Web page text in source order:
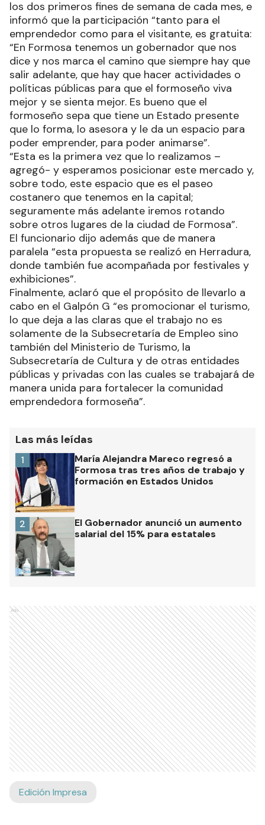
los dos primeros fines de semana de cada mes, e
informó que la participación “tanto para el
emprendedor como para el visitante, es gratuita:
“En Formosa tenemos un gobernador que nos
dice y nos marca el camino que siempre hay que
salir adelante, que hay que hacer actividades o
políticas públicas para que el formoseño viva
mejor y se sienta mejor. Es bueno que el
formoseño sepa que tiene un Estado presente
que lo forma, lo asesora y le da un espacio para
poder emprender, para poder animarse”.
“Esta es la primera vez que lo realizamos –
agregó- y esperamos posicionar este mercado y,
sobre todo, este espacio que es el paseo
costanero que tenemos en la capital;
seguramente más adelante iremos rotando
sobre otros lugares de la ciudad de Formosa”.
El funcionario dijo además que de manera
paralela “esta propuesta se realizó en Herradura,
donde también fue acompañada por festivales y
exhibiciones”.
Finalmente, aclaró que el propósito de llevarlo a
cabo en el Galpón G “es promocionar el turismo,
lo que deja a las claras que el trabajo no es
solamente de la Subsecretaría de Empleo sino
también del Ministerio de Turismo, la
Subsecretaría de Cultura y de otras entidades
públicas y privadas con las cuales se trabajará de
manera unida para fortalecer la comunidad
emprendedora formoseña”.
Las más leídas
María Alejandra Mareco regresó a
Formosa tras tres años de trabajo y
formación en Estados Unidos
1
El Gobernador anunció un aumento
salarial del 15% para estatales
2
Ads
Edición Impresa